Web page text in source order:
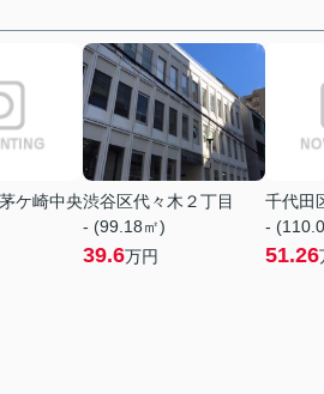
ケ崎中央渋谷区代々木２丁目
- (99.18㎡)
39.6万円
千代田
-
51.26